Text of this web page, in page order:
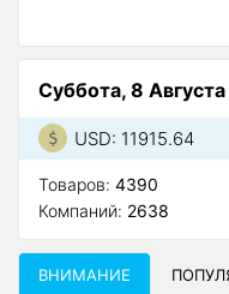
Суббота, 8
USD: 11915.64
Товаров: 4390
Компаний: 2638
ВНИМАНИЕ